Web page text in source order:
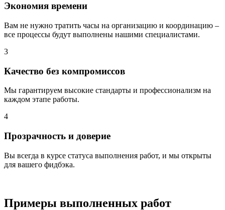
Экономия времени
Вам не нужно тратить часы на организацию и координацию –
все процессы будут выполнены нашими специалистами.
3
Качество без компромиссов
Мы гарантируем высокие стандарты и профессионализм на
каждом этапе работы.
4
Прозрачность и доверие
Вы всегда в курсе статуса выполнения работ, и мы открыты
для вашего фидбэка.
Примеры выполненных работ